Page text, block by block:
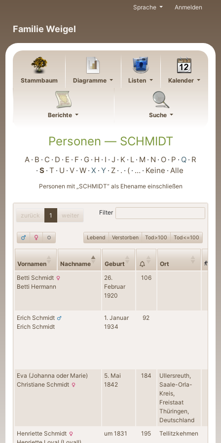
Familie Weigel
Sprache Anmelden
Stammbaum Diagramme Listen Kalender
Berichte Suche
Personen — SCHMIDT
A B C D E F G H I J K L M N O P Q R
S T U V W X Y Z . ( … Keine Alle
Personen mit „SCHMIDT“ als Ehename einschließen
zurück 1 weiter Filter
Lebend Verstorben Tod>100 Tod<=100
Vornamen Nachname Geburt
Ort
Betti Schmidt
Betti Hermann
26.
Februar
1920
106
Erich Schmidt
Erich Schmidt
1. Januar
1934
92
Eva (Johanna oder Marie)
Christiane Schmidt
5. Mai
1842
184
Ullersreuth,
Saale-Orla-
Kreis,
Freistaat
Thüringen,
Deutschland
Henriette Schmidt
um 1831 195 Tellitzkehmen